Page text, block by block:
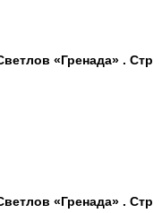
«Гренада» . Стр
«Гренада» . Стр